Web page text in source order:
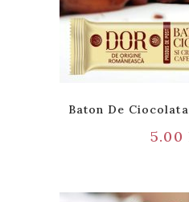
Baton De
5.00